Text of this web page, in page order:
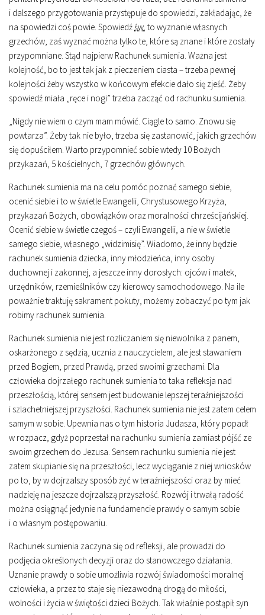
i dalszego przygotowania przystępuje do spowiedzi, zakładając, że
na spowiedzi coś powie. Spowiedźśw. to wyznanie własnych
grzechów, zaś wyznać można tylko te, które są znane i które zostały
przypomniane. Stąd najpierw Rachunek sumienia. Ważna jest
kolejność, bo to jest tak jak z pieczeniem ciasta – trzeba pewnej
kolejności żeby wszystko w końcowym efekcie dało się zjeść. Żeby
spowiedź miała „ręce i nogi” trzeba zacząć od rachunku sumienia.
„Nigdy nie wiem o czym mam mówić. Ciągle to samo. Znowu się
powtarza”. Żeby tak nie było, trzeba się zastanowić, jakich grzechów
się dopuściłem. Warto przypomnieć sobie wtedy 10 Bożych
przykazań, 5 kościelnych, 7 grzechów głównych.
Rachunek sumienia ma na celu pomóc poznać samego siebie,
ocenić siebie i to w świetle Ewangelii, Chrystusowego Krzyża,
przykazań Bożych, obowiązków oraz moralności chrześcijańskiej.
Ocenić siebie w świetle czegoś – czyli Ewangelii, a nie w świetle
samego siebie, własnego „widzimisię”. Wiadomo, że inny będzie
rachunek sumienia dziecka, inny młodzieńca, inny osoby
duchownej i zakonnej, a jeszcze inny dorosłych: ojców i matek,
urzędników, rzemieślników czy kierowcy samochodowego. Na ile
poważnie traktuję sakrament pokuty, możemy zobaczyć po tym jak
robimy rachunek sumienia.
Rachunek sumienia nie jest rozliczaniem się niewolnika z panem,
oskarżonego z sędzią, ucznia z nauczycielem, ale jest stawaniem
przed Bogiem, przed Prawdą, przed swoimi grzechami. Dla
człowieka dojrzałego rachunek sumienia to taka refleksja nad
przeszłością, której sensem jest budowanie lepszej teraźniejszości
i szlachetniejszej przyszłości. Rachunek sumienia nie jest zatem celem
samym w sobie. Upewnia nas o tym historia Judasza, który popadł
w rozpacz, gdyż poprzestał na rachunku sumienia zamiast pójść ze
swoim grzechem do Jezusa. Sensem rachunku sumienia nie jest
zatem skupianie się na przeszłości, lecz wyciąganie z niej wniosków
po to, by w dojrzalszy sposób żyć w teraźniejszości oraz by mieć
nadzieję na jeszcze dojrzalszą przyszłość. Rozwój i trwałą radość
można osiągnąć jedynie na fundamencie prawdy o samym sobie
i o własnym postępowaniu.
Rachunek sumienia zaczyna się od refleksji, ale prowadzi do
podjęcia określonych decyzji oraz do stanowczego działania.
Uznanie prawdy o sobie umożliwia rozwój świadomości moralnej
człowieka, a przez to staje się niezawodną drogą do miłości,
wolności i życia w świętości dzieci Bożych. Tak właśnie postąpił syn